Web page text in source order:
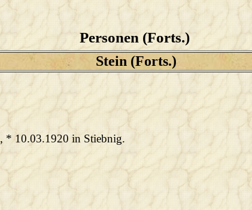
Personen (Forts.)
Stein (Forts.)
, * 10.03.1920 in Stiebnig.